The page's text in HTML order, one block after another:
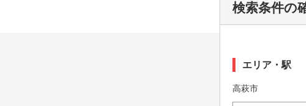
検索条件の
エリア・駅
高萩市